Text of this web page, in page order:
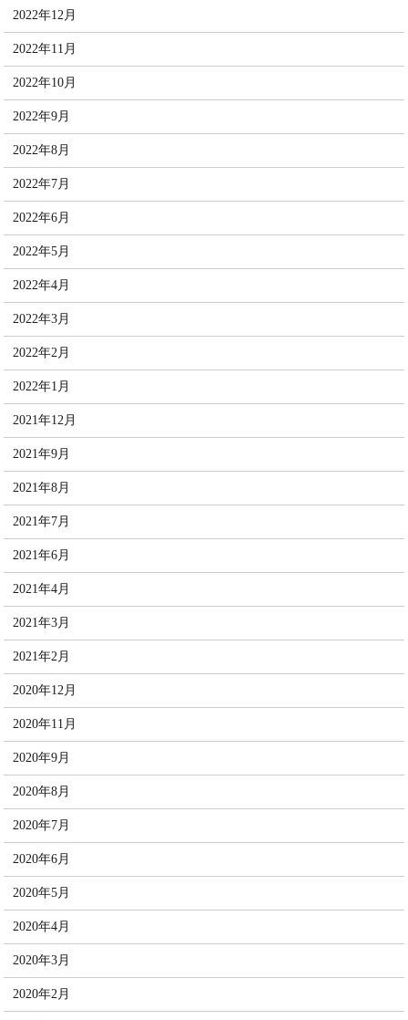
2022年12月
2022年11月
2022年10月
2022年9月
2022年8月
2022年7月
2022年6月
2022年5月
2022年4月
2022年3月
2022年2月
2022年1月
2021年12月
2021年9月
2021年8月
2021年7月
2021年6月
2021年4月
2021年3月
2021年2月
2020年12月
2020年11月
2020年9月
2020年8月
2020年7月
2020年6月
2020年5月
2020年4月
2020年3月
2020年2月